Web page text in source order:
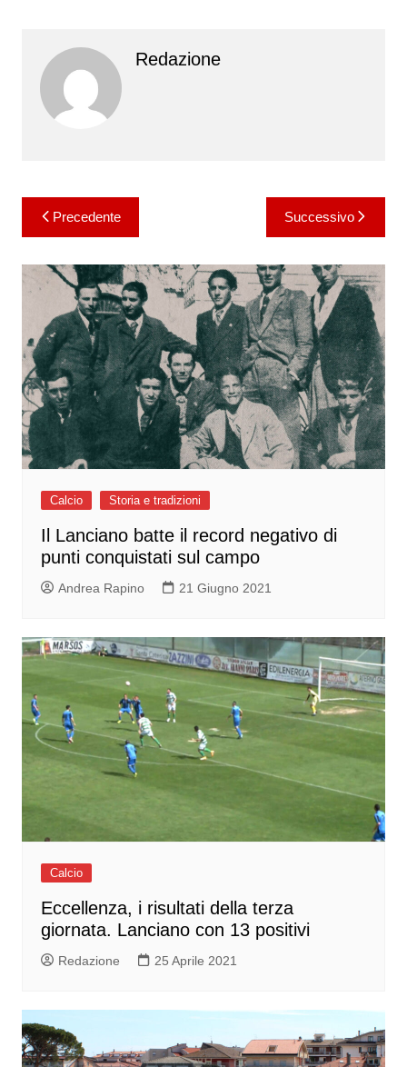
Redazione
Navigazione
articoli
Precedente Successivo
Calcio Storia e tradizioni
Il Lanciano batte il record negativo di
punti conquistati sul campo
Andrea Rapino 21 Giugno 2021
Calcio
Eccellenza, i risultati della terza
giornata. Lanciano con 13 positivi
Redazione 25 Aprile 2021